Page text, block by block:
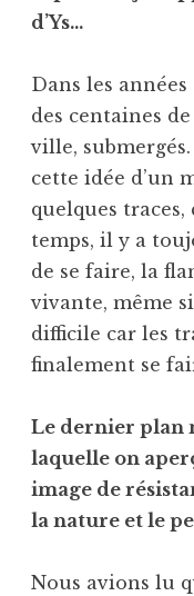
d’Ys…
Dans les
des centaines
ville,
cette idée d’un
quelques traces,
temps, il y a
de se faire, la
vivante, même
difficile car les
finalement se
Le dernier plan
laquelle on
image de
la nature et le
Nous avions lu